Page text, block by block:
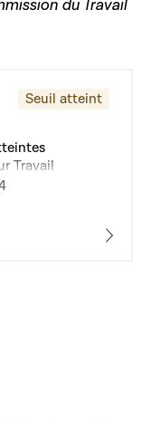
du Travail
Seuil atteint
Travail